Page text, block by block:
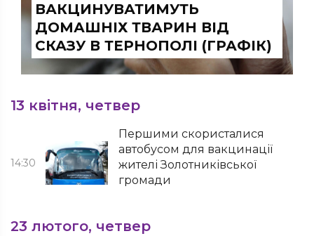
ВАКЦИНУВАТИМУТЬ
ДОМАШНІХ ТВАРИН ВІД
СКАЗУ В ТЕРНОПОЛІ (ГРАФІК)
13 квітня, четвер
14:30
Першими скористалися
автобусом для вакцинації
жителі Золотниківської
громади
23 лютого, четвер